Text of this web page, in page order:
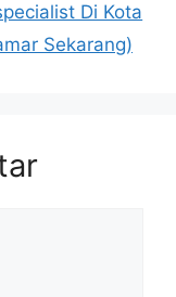
Di Kota
Sekarang)